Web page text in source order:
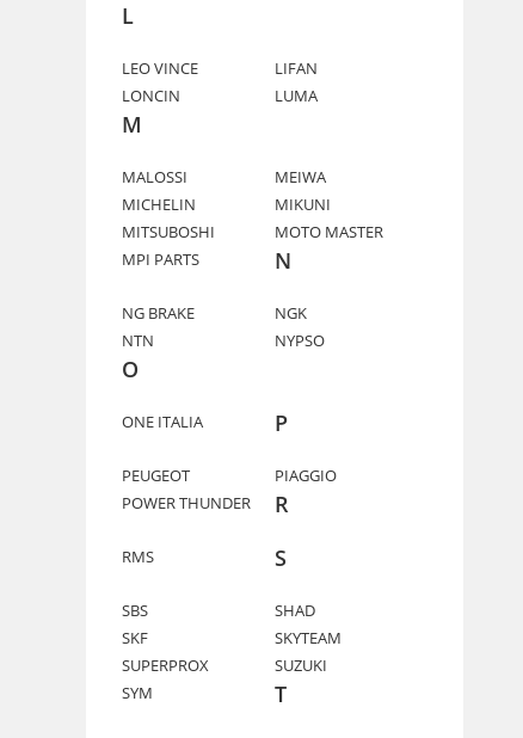
L
LEO VINCE
LIFAN
LONCIN
LUMA
M
MALOSSI
MEIWA
MICHELIN
MIKUNI
MITSUBOSHI
MOTO MASTER
MPI PARTS
N
NG BRAKE
NGK
NTN
NYPSO
O
ONE ITALIA P
PEUGEOT
PIAGGIO
POWER THUNDER
R
RMS S
SBS
SHAD
SKF
SKYTEAM
SUPERPROX
SUZUKI
SYM
T